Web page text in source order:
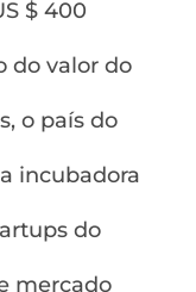
$ 400
do valor do
o país do
incubadora
do
mercado